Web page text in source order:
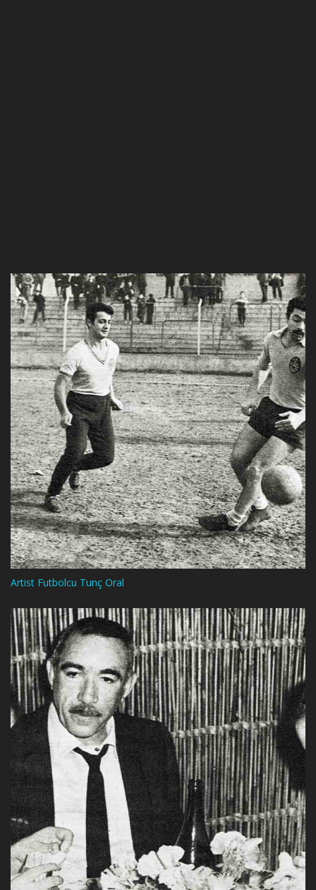
Artist Futbolcu Tunç Oral